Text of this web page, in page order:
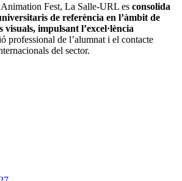
Fest, La Salle-URL es consolida
de referència en l’àmbit de
visuals, impulsant l’excel·lència
professional de l’alumnat i el contacte
del sector.